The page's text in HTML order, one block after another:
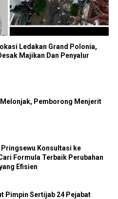
Ledakan Grand Polonia,
Majikan Dan Penyalur
Melonjak, Pemborong Menjerit
Pringsewu Konsultasi ke
Formula Terbaik Perubahan
Efisien
Pimpin Sertijab 24 Pejabat